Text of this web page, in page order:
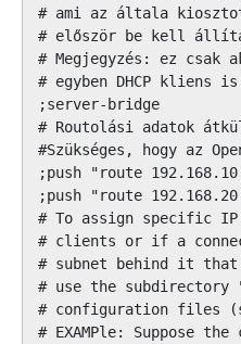
# ami az általa
# először be kell
# Megjegyzés: ez csak
# egyben DHCP kliens
;server-bridge
# Routolási adatok
#Szükséges, hogy az
;push "route
;push "route
# To assign specific
# clients or if a
# subnet behind it that
# use the
# configuration files
# EXAMPle: Suppose